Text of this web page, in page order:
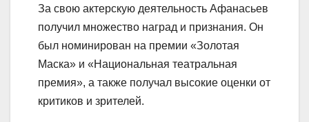
За свою актерскую деятельность Афанасьев
получил множество наград и признания. Он
был номинирован на премии «Золотая
Маска» и «Национальная театральная
премия», а также получал высокие оценки от
критиков и зрителей.